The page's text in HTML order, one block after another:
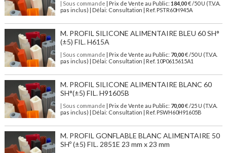
| Sous commande | Prix de Vente au Public: 184,00€ /50 U (T.V.A.
pas inclus) | Délai: Consultation | Ref. PSTR60H945A
M. PROFIL SILICONE ALIMENTAIRE BLEU 60 SH°
(±5) FIL. H615A
| Sous commande | Prix de Vente au Public: 70,00€ /50 U (T.V.A.
pas inclus) | Délai: Consultation | Ref. 10P0615615A1
M. PROFIL SILICONE ALIMENTAIRE BLANC 60
SH°(±5) FIL. H91605B
| Sous commande | Prix de Vente au Public: 70,00€ /25 U (T.V.A.
pas inclus) | Délai: Consultation | Ref. PSWH60H91605B
M. PROFIL GONFLABLE BLANC ALIMENTAIRE 50
SHº (±5) FIL. 2851E 23 mm x 23 mm